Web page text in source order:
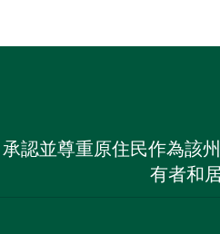
認並尊重原住民作為該
有者和